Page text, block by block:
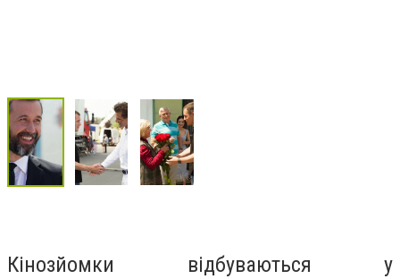
Кінозйомки відбуваються у